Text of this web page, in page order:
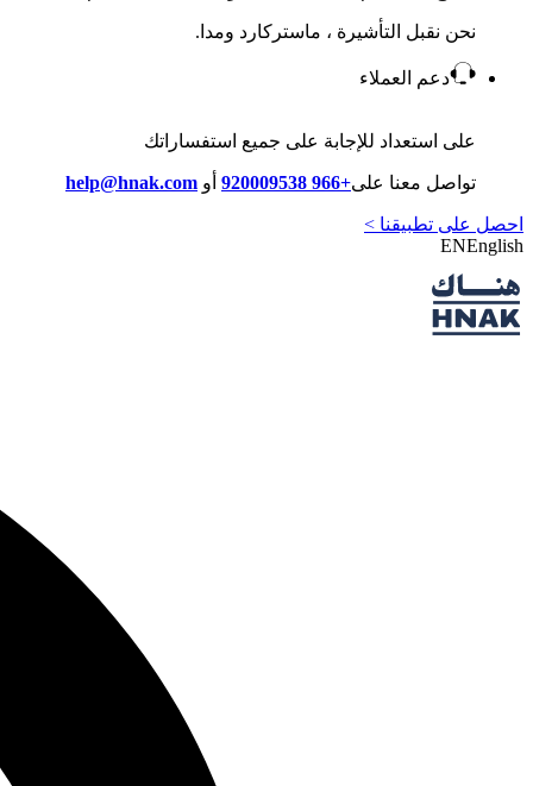
نحن نقبل التأشيرة ، ماستركارد ومدا.
دعم العملاء
على استعداد للإجابة على جميع استفساراتك
تواصل معنا على+966 920009538 أو help@hnak.com
احصل على تطبيقنا >
ENEnglish